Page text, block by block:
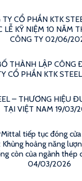
TY CỔ PHẦN KTK
LỄ KỸ NIỆM 10 NĂM
CÔNG TY 02/06/
THÀNH LẬP CÔNG
CỔ PHẦN KTK STEEL
– THƯƠNG HIỆU
TẠI VIỆT NAM 19/03/
tiếp tục đóng
Khủng hoảng năng
còn của ngành thép
04/03/2026